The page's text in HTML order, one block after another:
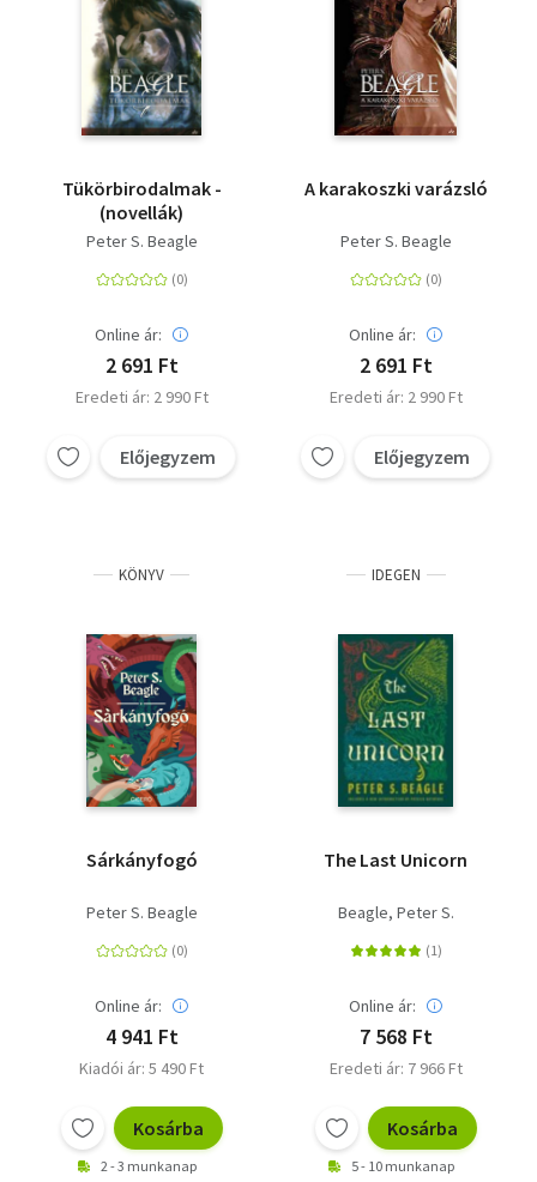
Tükörbirodalmak -
(novellák)
Peter S. Beagle
Online ár:
2 691 Ft
Eredeti ár: 2 990 Ft
Előjegyzem
A karakoszki varázsló
Peter S. Beagle
Online ár:
2 691 Ft
Eredeti ár: 2 990 Ft
Előjegyzem
KÖNYV
Sárkányfogó
Peter S. Beagle
Online ár:
4 941 Ft
Kiadói ár: 5 490 Ft
Kosárba
2 - 3 munkanap
IDEGEN
The Last Unicorn
Beagle, Peter S.
Online ár:
7 568 Ft
Eredeti ár: 7 966 Ft
Kosárba
5 - 10 munkanap